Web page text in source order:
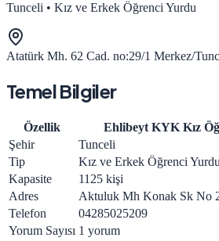
Tunceli • Kız ve Erkek Öğrenci Yurdu
Atatürk Mh. 62 Cad. no:29/1 Merkez/
Temel Bilgiler
Özellik Ehlibeyt KYK Kız
Şehir
Tunceli
Tip
Kız ve Erkek Öğrenci Yurdu
Kapasite
1125 kişi
Adres
Aktuluk Mh Konak Sk No
Telefon
04285025209
Yorum Sayısı 1 yorum